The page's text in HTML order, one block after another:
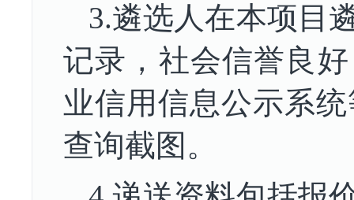
3.遴选人在本项目
记录，社会信誉良
业信用信息公示系
查询截图。